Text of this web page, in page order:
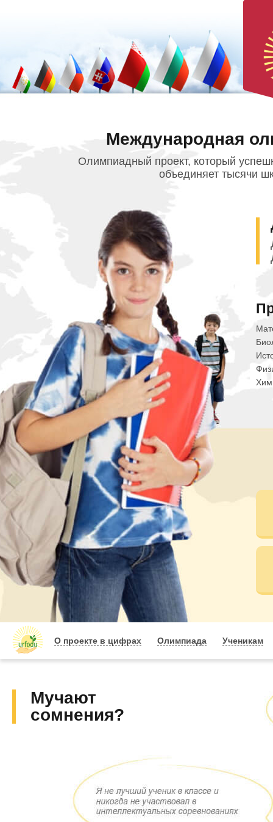
Международная
Олимпиадный проект, который
объединяет тысячи
О проекте в цифрах Олимпиада Ученикам
Мучают
сомнения?